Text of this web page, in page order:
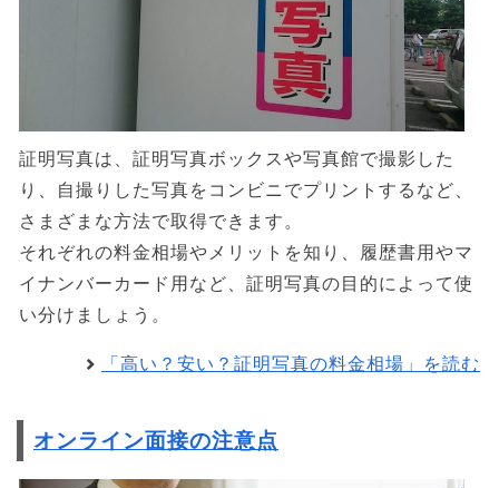
証明写真は、証明写真ボックスや写真館で撮影した
り、自撮りした写真をコンビニでプリントするなど、
さまざまな方法で取得できます。
それぞれの料金相場やメリットを知り、履歴書用やマ
イナンバーカード用など、証明写真の目的によって使
い分けましょう。
「高い？安い？証明写真の料金相場」を読む
オンライン面接の注意点